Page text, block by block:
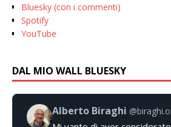
Bluesky (con i commenti)
Spotify
YouTube
DAL MIO WALL BLUESKY
Alberto Biraghi